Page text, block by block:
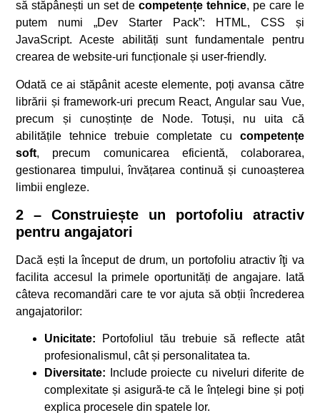
să stăpânești un set de competențe tehnice, pe care le
putem numi „Dev Starter Pack”: HTML, CSS și
JavaScript. Aceste abilități sunt fundamentale pentru
crearea de website-uri funcționale și user-friendly.
Odată ce ai stăpânit aceste elemente, poți avansa către
librării și framework-uri precum React, Angular sau Vue,
precum și cunoștințe de Node. Totuși, nu uita că
abilitățile tehnice trebuie completate cu competențe
soft, precum comunicarea eficientă, colaborarea,
gestionarea timpului, învățarea continuă și cunoașterea
limbii engleze.
2 – Construiește un portofoliu atractiv
pentru angajatori
Dacă ești la început de drum, un portofoliu atractiv îţi va
facilita accesul la primele oportunități de angajare. Iată
câteva recomandări care te vor ajuta să obții încrederea
angajatorilor:
Unicitate:
Portofoliul tău trebuie să reflecte atât
profesionalismul, cât și personalitatea ta.
Diversitate:
Include proiecte cu niveluri diferite de
complexitate și asigură-te că le înțelegi bine și poți
explica procesele din spatele lor.